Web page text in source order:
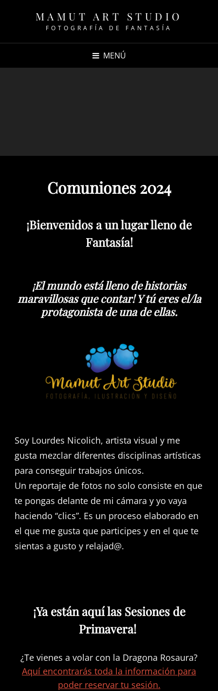
MAMUT ART STUDIO
FOTOGRAFÍA DE FANTASÍA
MENÚ
Comuniones 2024
¡Bienvenidos a un lugar lleno de
Fantasía!
¡El mundo está lleno de historias
maravillosas que contar! Y tú eres el/la
protagonista de una de ellas.
Soy Lourdes Nicolich, artista visual y me
gusta mezclar diferentes disciplinas artísticas
para conseguir trabajos únicos.
Un reportaje de fotos no solo consiste en que
te pongas delante de mi cámara y yo vaya
haciendo “clics”. Es un proceso elaborado en
el que me gusta que participes y en el que te
sientas a gusto y relajad@.
¡Ya están aquí las Sesiones de
Primavera!
¿Te vienes a volar con la Dragona Rosaura?
Aquí encontrarás toda la información para
poder reservar tu sesión.